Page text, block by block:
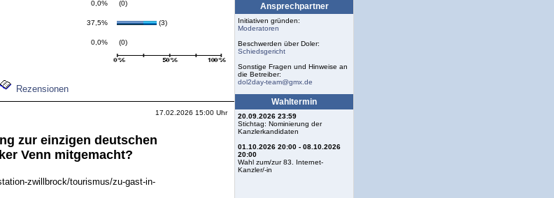
0,0% (0)
37,5% (3)
0,0% (0)
Rezensionen
17.02.2026 15:00 Uhr
zur einzigen deutschen
Venn mitgemacht?
zwillbrock/tourismus/zu-gast-in-
Ansprechpartner
Initiativen gründen:
Moderatoren
Beschwerden über Doler:
Schiedsgericht
Sonstige Fragen und Hinweise an
die Betreiber:
dol2day-team@gmx.de
Wahltermin
20.09.2026 23:59
Stichtag: Nominierung der
Kanzlerkandidaten
01.10.2026 20:00 - 08.10.2026
20:00
Wahl zum/zur 83. Internet-
Kanzler/-in